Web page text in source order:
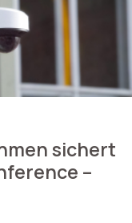
sichert
–